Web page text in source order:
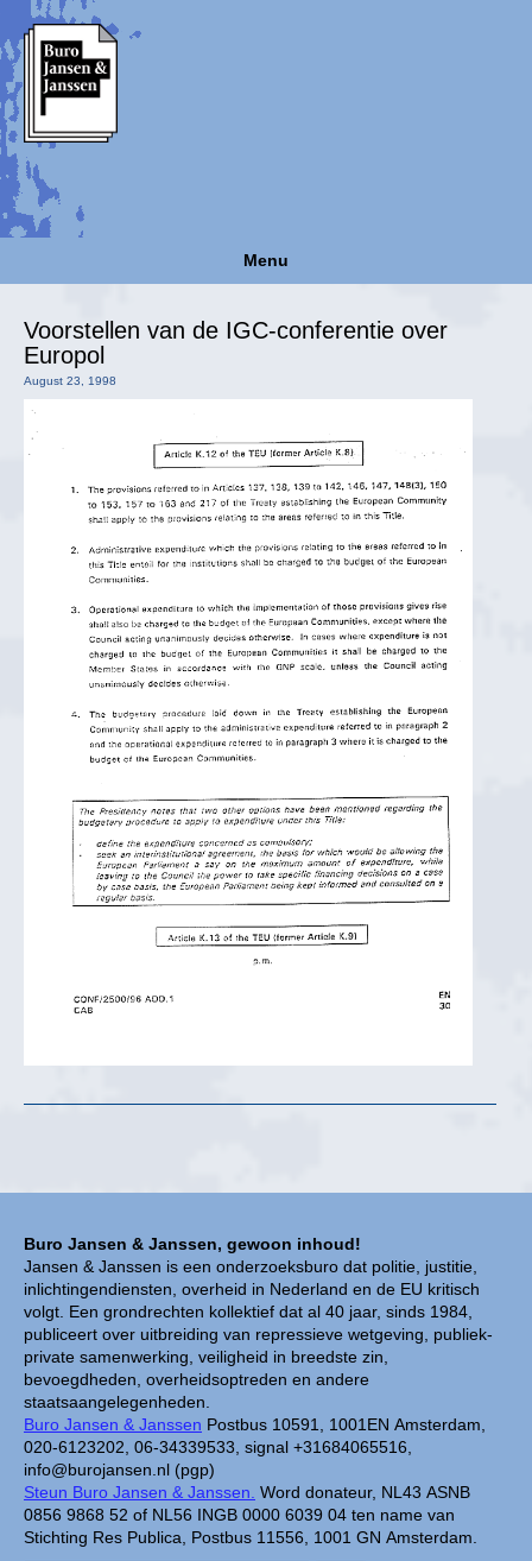
Menu
Buro Jansen & Janssen, gewoon inhoud!
Jansen & Janssen is een onderzoeksburo dat politie, justitie,
inlichtingendiensten, overheid in Nederland en de EU kritisch
volgt. Een grondrechten kollektief dat al 40 jaar, sinds 1984,
publiceert over uitbreiding van repressieve wetgeving, publiek-
private samenwerking, veiligheid in breedste zin,
bevoegdheden, overheidsoptreden en andere
staatsaangelegenheden.
Buro Jansen & Janssen Postbus 10591, 1001EN Amsterdam,
020-6123202, 06-34339533, signal +31684065516,
info@burojansen.nl (pgp)
Steun Buro Jansen & Janssen. Word donateur, NL43 ASNB
0856 9868 52 of NL56 INGB 0000 6039 04 ten name van
Stichting Res Publica, Postbus 11556, 1001 GN Amsterdam.
Voorstellen van de IGC-conferentie over
Europol
August 23, 1998